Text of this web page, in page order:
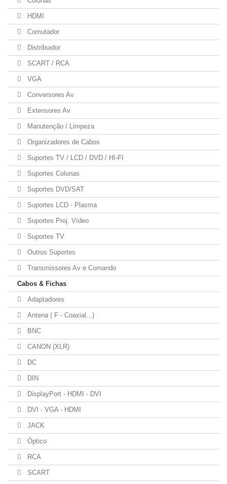
HDMI
Comutador
Distribuidor
SCART / RCA
VGA
Conversores Av
Extensores Av
Manutenção / Limpeza
Organizadores de Cabos
Suportes TV / LCD / DVD / HI-FI
Suportes Colunas
Suportes DVD/SAT
Suportes LCD - Plasma
Suportes Proj. Vídeo
Suportes TV
Outros Suportes
Transmissores Av e Comando
Cabos & Fichas
Adaptadores
Antena ( F - Coaxial...)
BNC
CANON (XLR)
DC
DIN
DisplayPort - HDMI - DVI
DVI - VGA - HDMI
JACK
Óptico
RCA
SCART